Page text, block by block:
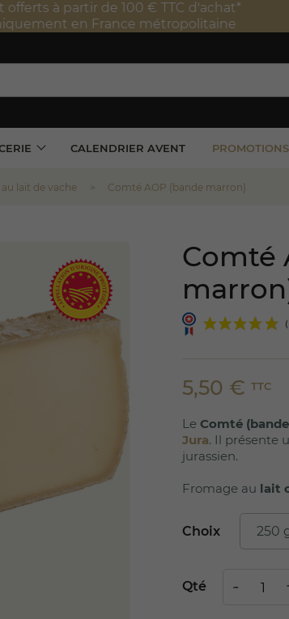
à partir de 100 € TTC d'achat*
en France métropolitaine
CALENDRIER AVENT PROMOTIONS
lait de vache Comté AOP (bande marron)
Comté
5,50 € TTC
Le Comté
Jura. Il présente
jurassien.
Fromage au lait
Choix
Qté